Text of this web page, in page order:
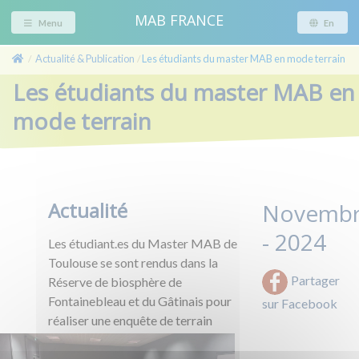
Menu MAB FRANCE En
/ Actualité & Publication / Les étudiants du master MAB en mode terrain
Les étudiants du master MAB en
mode terrain
Actualité
Les étudiant.es du Master MAB de
Toulouse se sont rendus dans la
Réserve de biosphère de
Fontainebleau et du Gâtinais pour
réaliser une enquête deterrain
- 2024
Partager
sur Facebook